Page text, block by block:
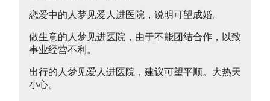
恋爱中的人梦见爱人进医院，说明可望成婚。
做生意的人梦见进医院，由于不能团结合作，以致
事业经营不利。
出行的人梦见爱人进医院，建议可望平顺。大热天
小心。